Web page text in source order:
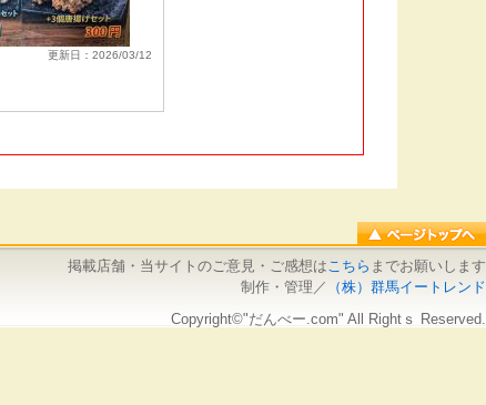
更新日：2026/03/12
掲載店舗・当サイトのご意見・ご感想はこちら までお願いします
制作・管理／
（株）群馬イートレンド
Copyright©"だんべー.com" All Rightｓ Reserved.